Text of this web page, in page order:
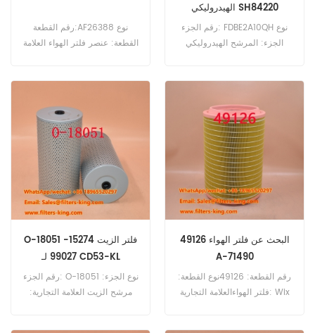
رقم القطعة:AF26388 نوع
القطعة: عنصر فلتر الهواء العلامة
الهيدروليكي SH84220
رقم الجزء: FDBE2A10QH نوع
الجزء: المرشح الهيدروليكي
O-18051 فلتر الزيت 15274-
99027 لـ CD53-KL
رقم الجزء: O-18051 نوع الجزء:
مرشح الزيت العلامة التجارية:
49126 البحث عن فلتر الهواء
A-71490
رقم القطعة: 49126نوع القطعة:
فلتر الهواءالعلامة التجارية: Wix